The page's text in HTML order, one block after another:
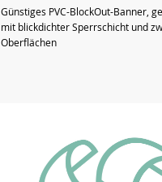
Günstiges PVC-BlockOut-Banner,
mit blickdichter Sperrschicht und
Oberflächen